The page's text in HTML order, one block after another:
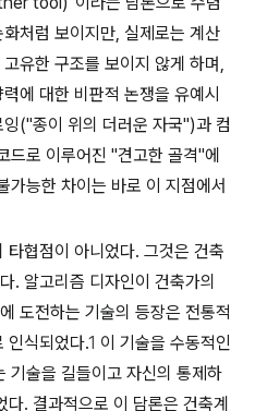
처럼 보이지만, 실제로는 계산
유한 구조를 보이지 않게 하며,
에 대한 비판적 논쟁을 유예시
잉("종이 위의 더러운 자국")과 컴
드로 이루어진 "견고한 골격"에
가능한 차이는 바로 이 지점에서
타협점이 아니었다. 그것은 건축
. 알고리즘 디자인이 건축가의
도전하는 기술의 등장은 전통적
인식되었다.1 이 기술을 수동적인
기술을 길들이고 자신의 통제하
. 결과적으로 이 담론은 건축계